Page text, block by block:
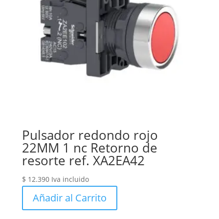
Pulsador redondo rojo
22MM 1 nc Retorno de
resorte ref. XA2EA42
$ 12.390 Iva incluido
Añadir al Carrito